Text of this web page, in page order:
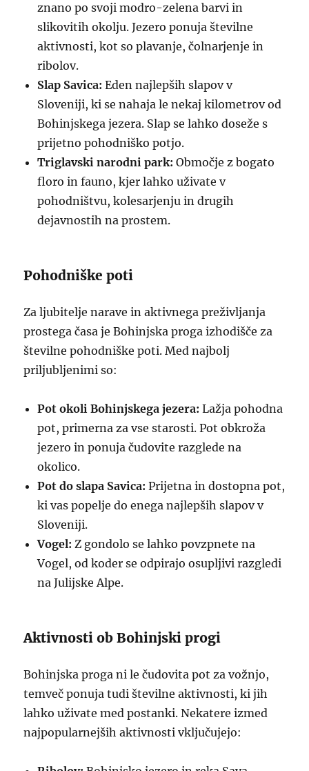
znano po svoji modro-zelena barvi in
slikovitih okolju. Jezero ponuja številne
aktivnosti, kot so plavanje, čolnarjenje in
ribolov.
Slap Savica: Eden najlepših slapov v
Sloveniji, ki se nahaja le nekaj kilometrov od
Bohinjskega jezera. Slap se lahko doseže s
prijetno pohodniško potjo.
Triglavski narodni park: Območje z bogato
floro in fauno, kjer lahko uživate v
pohodništvu, kolesarjenju in drugih
dejavnostih na prostem.
Pohodniške poti
Za ljubitelje narave in aktivnega preživljanja
prostega časa je Bohinjska proga izhodišče za
številne pohodniške poti. Med najbolj
priljubljenimi so:
Pot okoli Bohinjskega jezera: Lažja pohodna
pot, primerna za vse starosti. Pot obkroža
jezero in ponuja čudovite razglede na
okolico.
Pot do slapa Savica: Prijetna in dostopna pot,
ki vas popelje do enega najlepših slapov v
Sloveniji.
Vogel: Z gondolo se lahko povzpnete na
Vogel, od koder se odpirajo osupljivi razgledi
na Julijske Alpe.
Aktivnosti ob Bohinjski progi
Bohinjska proga ni le čudovita pot za vožnjo,
temveč ponuja tudi številne aktivnosti, ki jih
lahko uživate med postanki. Nekatere izmed
najpopularnejših aktivnosti vključujejo: